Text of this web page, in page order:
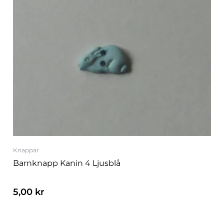
Knappar
Barnknapp Kanin 4 Ljusblå
5,00 kr